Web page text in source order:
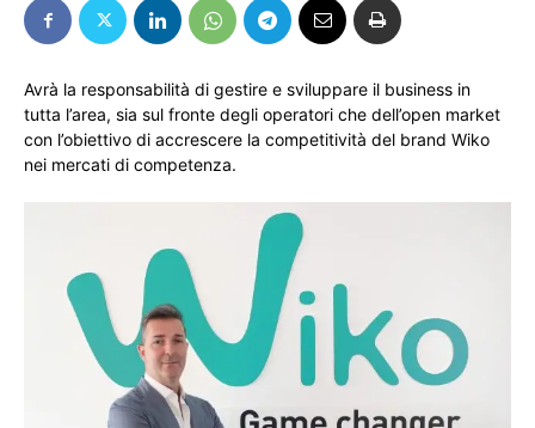
Avrà la responsabilità di gestire e sviluppare il business in
tutta l’area, sia sul fronte degli operatori che dell’open market
con l’obiettivo di accrescere la competitività del brand Wiko
nei mercati di competenza.